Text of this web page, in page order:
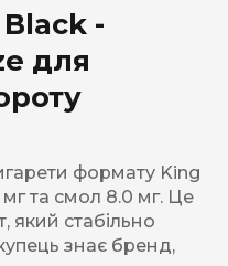
-
для
формату King
мг та смол 8.0 мг. Це
який стабільно
знає бренд,